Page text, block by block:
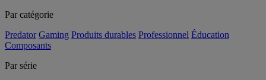
Par catégorie
Predator Gaming Produits durables Professionnel Éducation
Composants
Par série